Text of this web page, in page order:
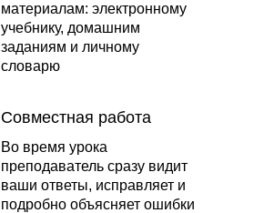
материалам: электронному
учебнику, домашним
заданиям и личному
словарю
Совместная работа
Во время урока
преподаватель сразу видит
ваши ответы, исправляет и
подробно объясняет ошибки